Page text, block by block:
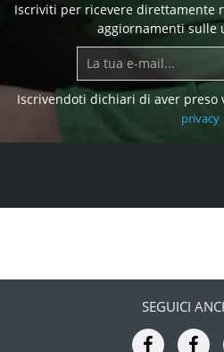
Iscriviti per ricevere direttamente
aggiornamenti sulle
Iscrivendoti dichiari di aver preso
privacy
SEGUICI